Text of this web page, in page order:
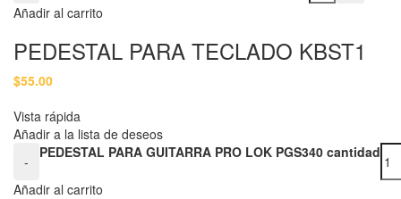
Añadir al carrito
PEDESTAL PARA TECLADO KBST1
$55.00
Vista rápida
Añadir a la lista de deseos
-
PEDESTAL PARA GUITARRA PRO LOK PGS340 cantidad
Añadir al carrito